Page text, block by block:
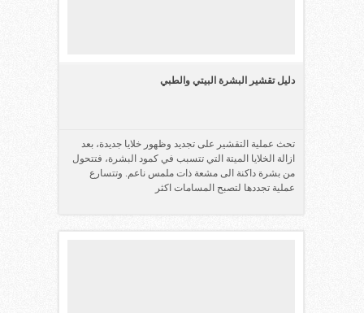
دليل تقشير البشرة البيتي والطبي
تحث عملية التقشير على تجديد وظهور خلايا جديدة، بعد
ازالة الخلايا الميتة التي تتسبب في كمود البشرة، فتتحول
من بشرة داكنة الى مشعة ذات ملمس ناعم. وتتسارع
عملية تجددها لتصبح المسامات اكثر